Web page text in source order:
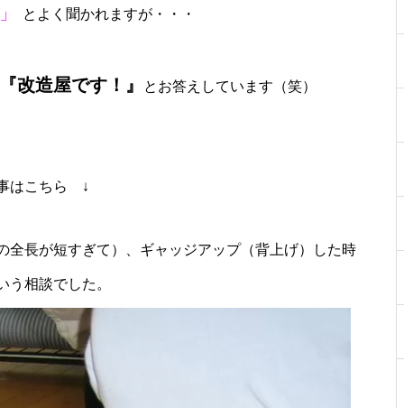
とよく聞かれますが・・・
『改造屋です！』 とお答えしています（笑）
はこちら ↓
長が短すぎて）、ギャッジアップ（背上げ）した時
相談でした。